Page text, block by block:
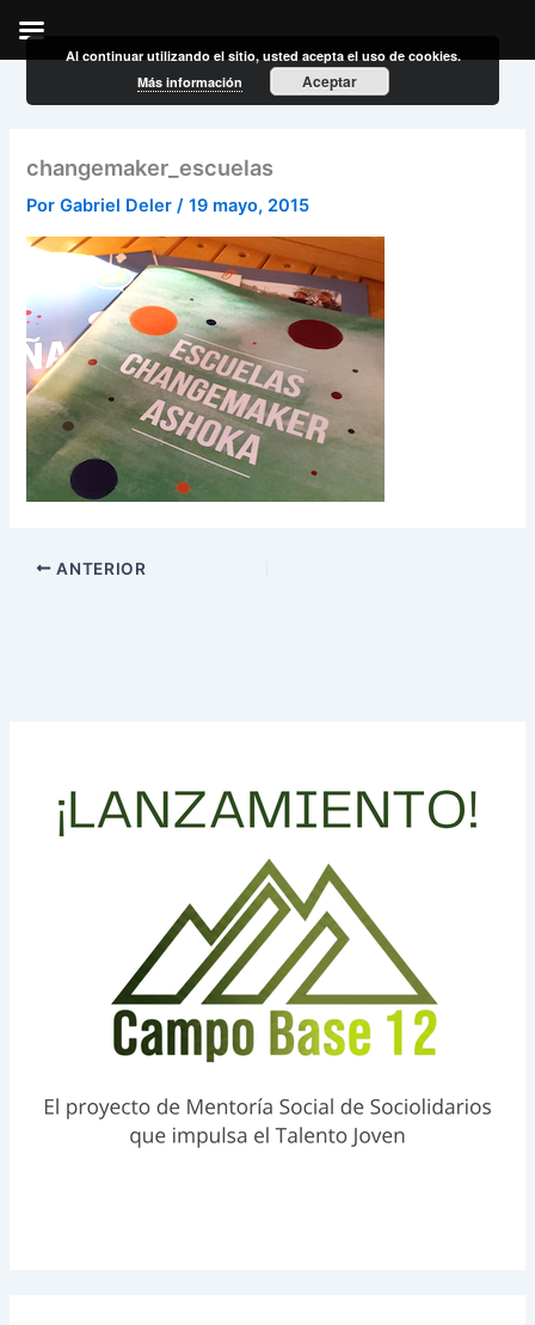
changemaker_escuelas
PorGabriel Deler/19 mayo, 2015
ANTERIOR
Al continuar utilizando el sitio, usted acepta el uso de cookies.
Más información
Aceptar